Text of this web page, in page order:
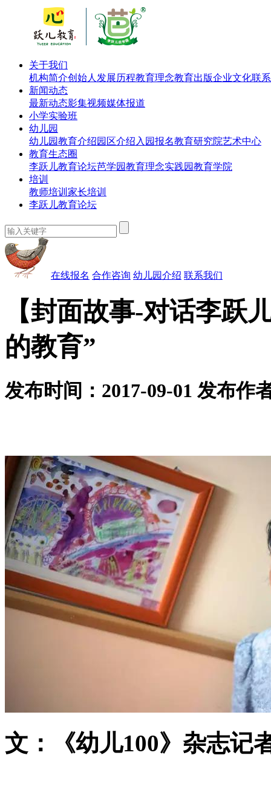
关于我们
机构简介创始人 发展历程教育理念教育出版企业文化联
新闻动态
最新动态影集视频媒体报道
小学实验班
幼儿园
幼儿园教育介绍园区介绍 入园报名教育研究院艺术中心
教育生态圈
李跃儿教育论坛芭学园教育理念实践园教育学院
培训
教师培训 家长培训
李跃儿教育论坛
在线报名 合作咨询 幼儿园介绍 联系我们
【封面故事-对话李跃
的教育”
发布时间：2017-09-01 发布作
文：《幼儿100》杂志记